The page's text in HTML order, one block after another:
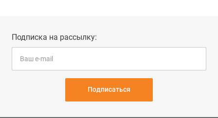
Подписка на рассылку:
Подписаться